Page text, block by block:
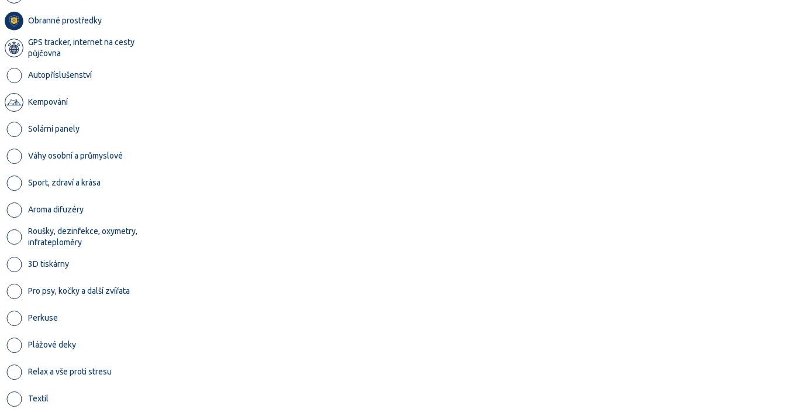
Obranné prostředky
GPS tracker, internet na cesty
půjčovna
Autopříslušenství
Kempování
Solární panely
Váhy osobní a průmyslové
Sport, zdraví a krása
Aroma difuzéry
Roušky, dezinfekce, oxymetry,
infrateploměry
3D tiskárny
Pro psy, kočky a další zvířata
Perkuse
Plážové deky
Relax a vše proti stresu
Textil